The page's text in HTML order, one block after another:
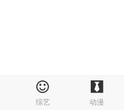
综艺 动漫